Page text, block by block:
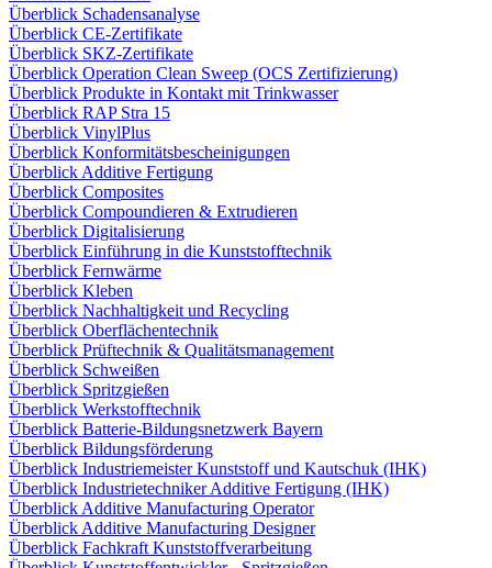
Überblick Schadensanalyse
Überblick CE-Zertifikate
Überblick SKZ-Zertifikate
Überblick Operation Clean Sweep (OCS Zertifizierung)
Überblick Produkte in Kontakt mit Trinkwasser
Überblick RAP Stra 15
Überblick VinylPlus
Überblick Konformitätsbescheinigungen
Überblick Additive Fertigung
Überblick Composites
Überblick Compoundieren & Extrudieren
Überblick Digitalisierung
Überblick Einführung in die Kunststofftechnik
Überblick Fernwärme
Überblick Kleben
Überblick Nachhaltigkeit und Recycling
Überblick Oberflächentechnik
Überblick Prüftechnik & Qualitätsmanagement
Überblick Schweißen
Überblick Spritzgießen
Überblick Werkstofftechnik
Überblick Batterie-Bildungsnetzwerk Bayern
Überblick Bildungsförderung
Überblick Industriemeister Kunststoff und Kautschuk (IHK)
Überblick Industrietechniker Additive Fertigung (IHK)
Überblick Additive Manufacturing Operator
Überblick Additive Manufacturing Designer
Überblick Fachkraft Kunststoffverarbeitung